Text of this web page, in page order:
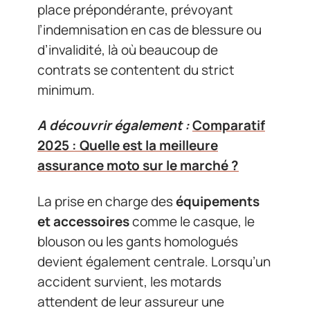
place prépondérante, prévoyant
l’indemnisation en cas de blessure ou
d’invalidité, là où beaucoup de
contrats se contentent du strict
minimum.
A découvrir également :Comparatif
2025 : Quelle est la meilleure
assurance moto sur le marché ?
La prise en charge deséquipements
et accessoirescomme le casque, le
blouson ou les gants homologués
devient également centrale. Lorsqu’un
accident survient, les motards
attendent de leur assureur une